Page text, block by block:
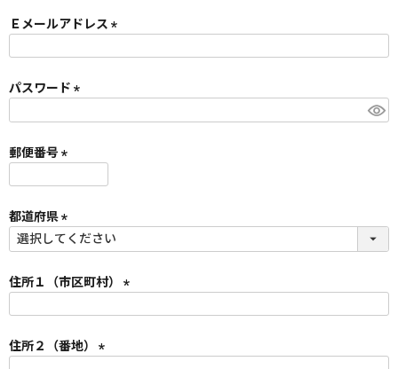
須
)
Ｅメールアドレス
)
パスワード
)
郵便番号
須
)
都道府県
(
須
)
住所１（市区町村）
)
住所２（番地）